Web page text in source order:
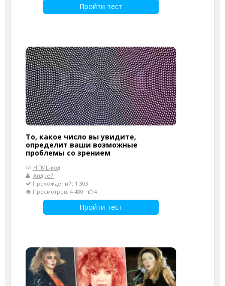
Пройти тест
То, какое число вы увидите,
определит ваши возможные
проблемы со зрением
HTML-код
Андрей
Прохождений: 1 303
Просмотров: 4 480
4
Пройти тест